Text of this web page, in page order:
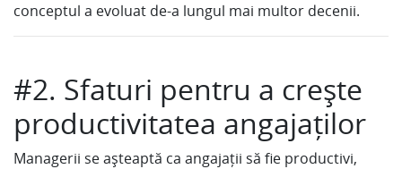
conceptul a evoluat de-a lungul mai multor decenii.
#2. Sfaturi pentru a crește
productivitatea angajaților
Managerii se așteaptă ca angajații să fie productivi,